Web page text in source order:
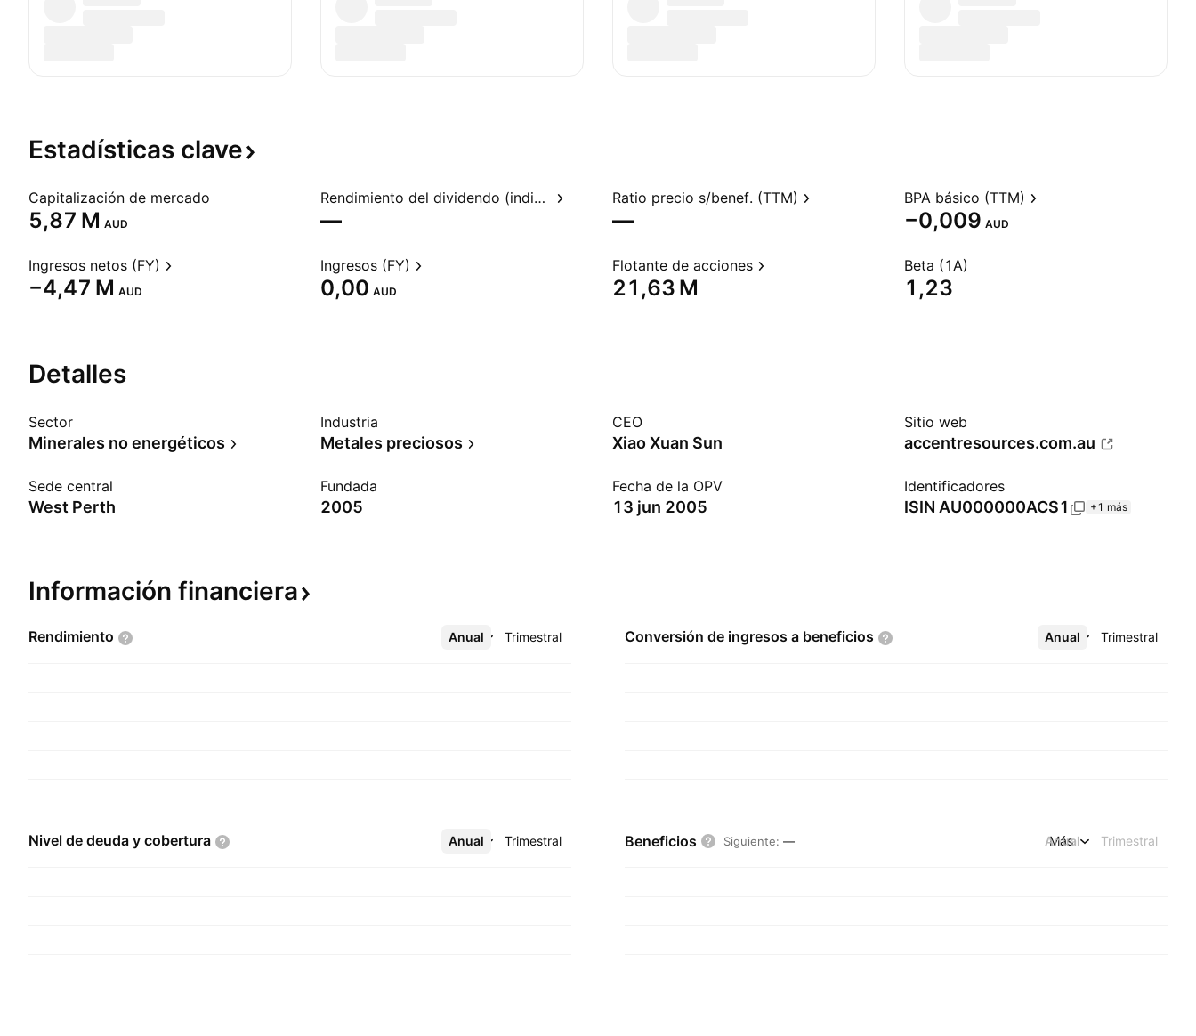
Estadísticas clave
Capitalización de mercado
‪5,87 M‬ AUD
Rendimiento del dividendo (indicado)
—
Ratio precio s/benef. (TTM)
—
BPA básico (TTM)
−0,009 AUD
Ingresos netos (FY)
‪−4,47 M‬ AUD
Ingresos (FY)
0,00 AUD
Flotante de acciones
‪21,63 M‬
Beta (1A)
1,23
Detalles
Sector
Minerales no energéticos
Industria
Metales preciosos
CEO
Xiao Xuan Sun
Sitio web
accentresources.com.au
Sede central
West Perth
Fundada
2005
Fecha de la OPV
13 jun 2005
Identificadores
ISIN AU000000ACS1 +1 más
Información financiera
Rendimiento Anual Trimestral
Más Conversión de ingresos a beneficios Anual Trimestral
Más
Nivel de deuda y cobertura Anual Trimestral
Más Beneficios Siguiente: — Anual Trimestral
Más